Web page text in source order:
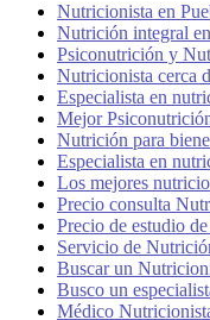
Nutricionista en
Nutrición integral
Psiconutrición y
Nutricionista cerca
Especialista en
Mejor
Nutrición para
Especialista en
Los mejores
Precio consulta
Precio de estudio
Servicio de
Buscar un
Busco un
Médico